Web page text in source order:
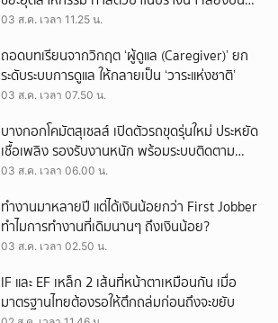
เปื้อน
03 ส.ค. เวลา 11.25 น.
ถอดบทเรียนจากวิกฤต ‘ผู้ดูแล (Caregiver)’ ยก
ระดับระบบการดูแล ให้กลายเป็น ‘วาระแห่งชาติ’
03 ส.ค. เวลา 07.50 น.
บางกอกโคมัตสุเซลส์ เปิดตัวรถขุดรุ่นใหม่ ประหยัด
เชื้อเพลิง รองรับงานหนัก พร้อมระบบติดตาม
เครื่องจักรผ่านดาวเทียม
03 ส.ค. เวลา 06.00 น.
ทำงานมาหลายปี แต่ได้เงินน้อยกว่า First Jobber
ทำไมการทำงานที่เดิมนานๆ ถึงเงินน้อย?
03 ส.ค. เวลา 02.50 น.
IF และ EF เหล็ก 2 เส้นที่หน้าตาเหมือนกัน เมื่อ
มาตรฐานไทยต้องรอให้ตึกถล่มก่อนถึงจะขยับ